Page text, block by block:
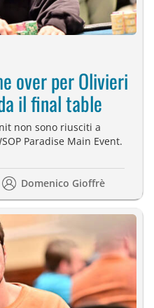
over per Olivieri
il final table
non sono riusciti a
Paradise Main Event.
Domenico Gioffrè